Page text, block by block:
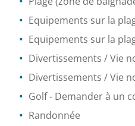
Equipements sur la
Equipements sur la
Divertissements / Vie
Divertissements / Vie
Golf- Demander à un
Randonnée